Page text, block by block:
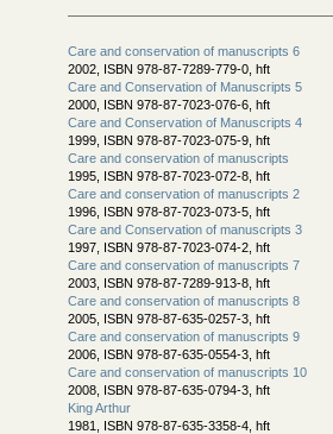
Care and conservation of manuscripts 6
2002, ISBN 978-87-7289-779-0, hft
Care and Conservation of Manuscripts 5
2000, ISBN 978-87-7023-076-6, hft
Care and Conservation of Manuscripts 4
1999, ISBN 978-87-7023-075-9, hft
Care and conservation of manuscripts
1995, ISBN 978-87-7023-072-8, hft
Care and conservation of manuscripts 2
1996, ISBN 978-87-7023-073-5, hft
Care and Conservation of manuscripts 3
1997, ISBN 978-87-7023-074-2, hft
Care and conservation of manuscripts 7
2003, ISBN 978-87-7289-913-8, hft
Care and conservation of manuscripts 8
2005, ISBN 978-87-635-0257-3, hft
Care and conservation of manuscripts 9
2006, ISBN 978-87-635-0554-3, hft
Care and conservation of manuscripts 10
2008, ISBN 978-87-635-0794-3, hft
King Arthur
1981, ISBN 978-87-635-3358-4, hft